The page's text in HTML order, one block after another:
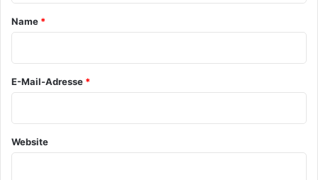
a
*
Name *
E-Mail-Adresse *
Website